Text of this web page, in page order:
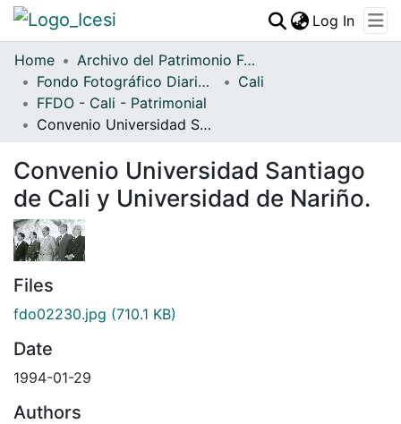
Communities & Collections
All of DSpace
Log In
Home
Archivo del Patrimonio Fotográfico y Fílmico del Valle del Cauca
Fondo Fotográfico Diario Occidente
Cali
FFDO - Cali - Patrimonial
Convenio Universidad Santiago de Cali y Universidad de Nariño.
Convenio Universidad Santiago
de Cali y Universidad de Nariño.
Files
fdo02230.jpg (710.1 KB)
Date
1994-01-29
Authors